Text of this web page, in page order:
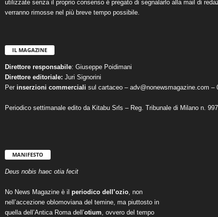
utilizzate senza il proprio consenso è pregato di segnalarlo alla mail di
verranno rimosse nel più breve tempo possibile.
IL MAGAZINE
Direttore responsabile: Giuseppe Poidimani
Direttore editoriale: Juri Signorini
Per inserzioni commerciali sul cartaceo – adv@nonewsmagazine.com –
Periodico settimanale edito da Kitabu Srls – Reg. Tribunale di Milano n.
MANIFESTO
Deus nobis haec otia fecit
No News Magazine è il periodico dell’ozio, non
nell’accezione oblomoviana del temine, ma piuttosto in
quella dell’Antica Roma dell’otium, ovvero del tempo